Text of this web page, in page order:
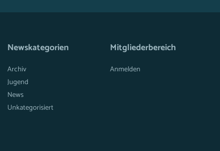
Newskategorien
Archiv
Jugend
News
Unkategorisiert
Mitgliederbereich
Anmelden